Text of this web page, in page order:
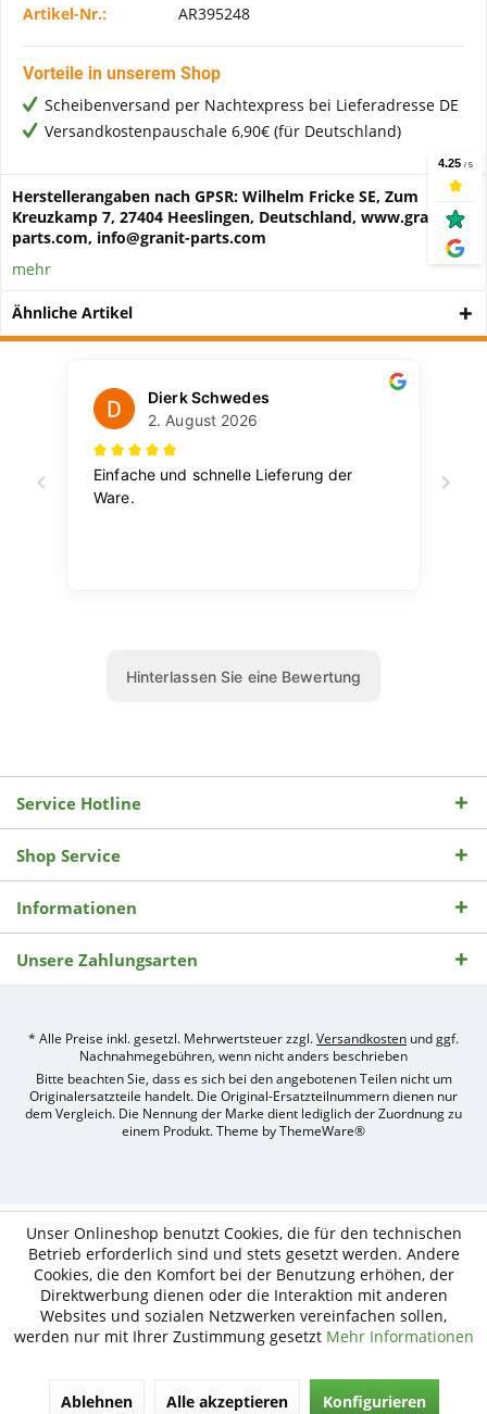
Artikel-Nr.: AR395248
Vorteile in unserem Shop
Scheibenversand per Nachtexpress bei Lieferadresse DE
Versandkostenpauschale 6,90€ (für Deutschland)
Herstellerangaben nach GPSR: Wilhelm Fricke SE, Zum
Kreuzkamp 7, 27404 Heeslingen, Deutschland, www.granit-
parts.com, info@granit-parts.com
mehr
Ähnliche Artikel
Service Hotline
Shop Service
Informationen
Unsere Zahlungsarten
* Alle Preise inkl. gesetzl. Mehrwertsteuer zzgl.Versandkosten und ggf.
Nachnahmegebühren, wenn nicht anders beschrieben
Bitte beachten Sie, dass es sich bei den angebotenen Teilen nicht um
Originalersatzteile handelt. Die Original-Ersatzteilnummern dienen nur
dem Vergleich. Die Nennung der Marke dient lediglich der Zuordnung zu
einem Produkt. Theme byThemeWare®
Shops
durch
nitio
mediasign,
Ihre
Unser Onlineshop benutzt Cookies, die für den technischen
Betrieb erforderlich sind und stets gesetzt werden. Andere
Cookies, die den Komfort bei der Benutzung erhöhen, der
Direktwerbung dienen oder die Interaktion mit anderen
Websites und sozialen Netzwerken vereinfachen sollen,
werden nur mit Ihrer Zustimmung gesetzt Mehr Informationen
Ablehnen Alle akzeptieren Konfigurieren